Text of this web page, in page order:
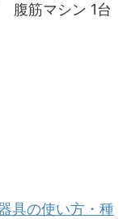
腹筋マシン 1台
具の使い方・種